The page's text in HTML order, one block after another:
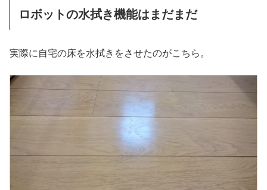
ロボットの水拭き機能はまだまだ
実際に自宅の床を水拭きをさせたのがこちら。